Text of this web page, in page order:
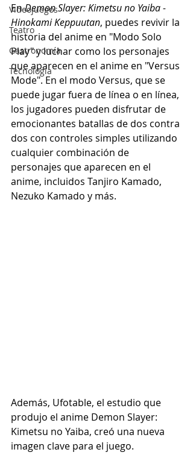
Videojuegos
Teatro
Gastronomía
Tecnología
En Demon Slayer: Kimetsu no Yaiba -
Hinokami Keppuutan, puedes revivir la
historia del anime en "Modo Solo
Play" y luchar como los personajes
que aparecen en el anime en "Versus
Mode". En el modo Versus, que se
puede jugar fuera de línea o en línea,
los jugadores pueden disfrutar de
emocionantes batallas de dos contra
dos con controles simples utilizando
cualquier combinación de
personajes que aparecen en el
anime, incluidos Tanjiro Kamado,
Nezuko Kamado y más.
Además, Ufotable, el estudio que
produjo el anime Demon Slayer:
Kimetsu no Yaiba, creó una nueva
imagen clave para el juego.